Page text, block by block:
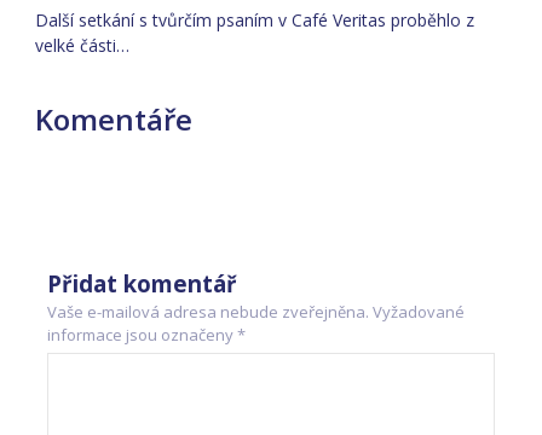
Další setkání s tvůrčím psaním v Café Veritas proběhlo z
velké části…
Komentáře
Přidat komentář
Vaše e-mailová adresa nebude zveřejněna. Vyžadované
informace jsou označeny*